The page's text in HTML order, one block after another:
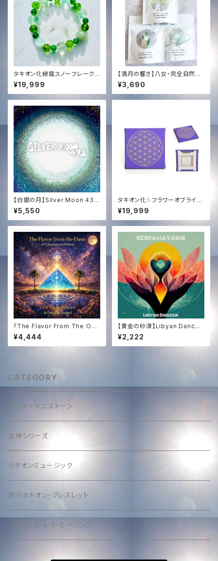
タキオン化緑龍スノーフレーク❄️
オリジナルブレンド✨ブレスレッ
ト✨
¥19,999
【満月の響き】八女・完全自然栽
培茶 (3点セット)｜Tachyon S
ound Infused by KENTA HA
YASHI
¥3,690
【白銀の月】Silver Moon 432
(CD or HD音源)｜女神の癒や
し & 宇宙の基本周波数 432Hz
¥5,550
タキオン化✨フラワーオブライフ
キャンバス✨
¥19,999
『The Flavor From The Oas
is -432Hz Remastered Edi
tion-』
¥4,444
【黄金の砂漠】Libyan Dancer
(HD High Quality Audio) | T
achyon Sound × Dragon S
ound
¥2,222
CATEGORY
チンターマニストーン
女神シリーズ
タキオンミュージック
銀河タキオン・ブレスレット
コズミック・レイ・ヒーリング